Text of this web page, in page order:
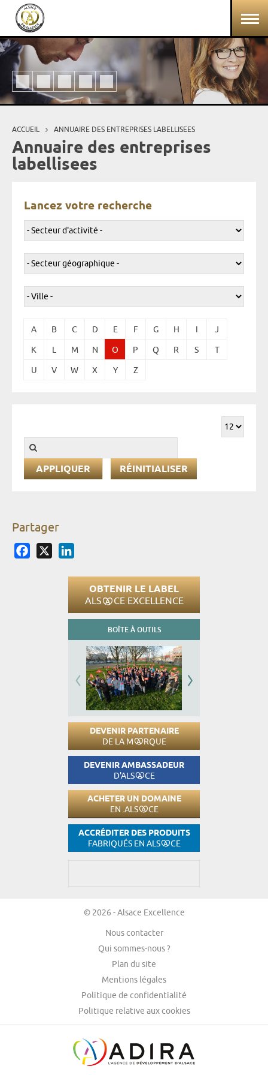
Aller au contenu principal
Vous êtes ici
ACCUEIL ANNUAIRE DES ENTREPRISES LABELLISEES
Annuaire des entreprises
labellisees
Lancez votre recherche
A B C D E F G H I J
K L M N O P Q R S T
U V W X Y Z
RÉINITIALISER
Partager
Facebook
OBTENIR LE LABEL
ALS CE EXCELLENCE
BOÎTE À OUTILS
DEVENIR PARTENAIRE
DE LA M RQUE
DEVENIR AMBASSADEUR
D'ALS CE
ACHETER UN DOMAINE
EN .ALS CE
ACCRÉDITER DES PRODUITS
FABRIQUÉS EN ALS CE
© 2026 - Alsace Excellence
Nous contacter
Qui sommes-nous ?
Plan du site
Mentions légales
Politique de confidentialité
Politique relative aux cookies
Panneau de gestion des cookies